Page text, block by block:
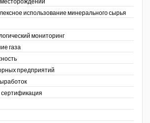
использование минерального сырья
мониторинг
газа
предприятий